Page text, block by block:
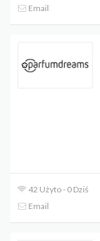
Email
42 Użyto - 0 Dziś
Email